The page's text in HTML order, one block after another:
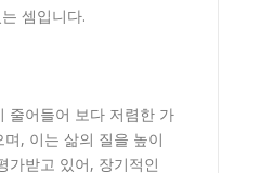
셈입니다.
줄어들어 보다 저렴한 가
, 이는 삶의 질을 높이
가받고 있어, 장기적인